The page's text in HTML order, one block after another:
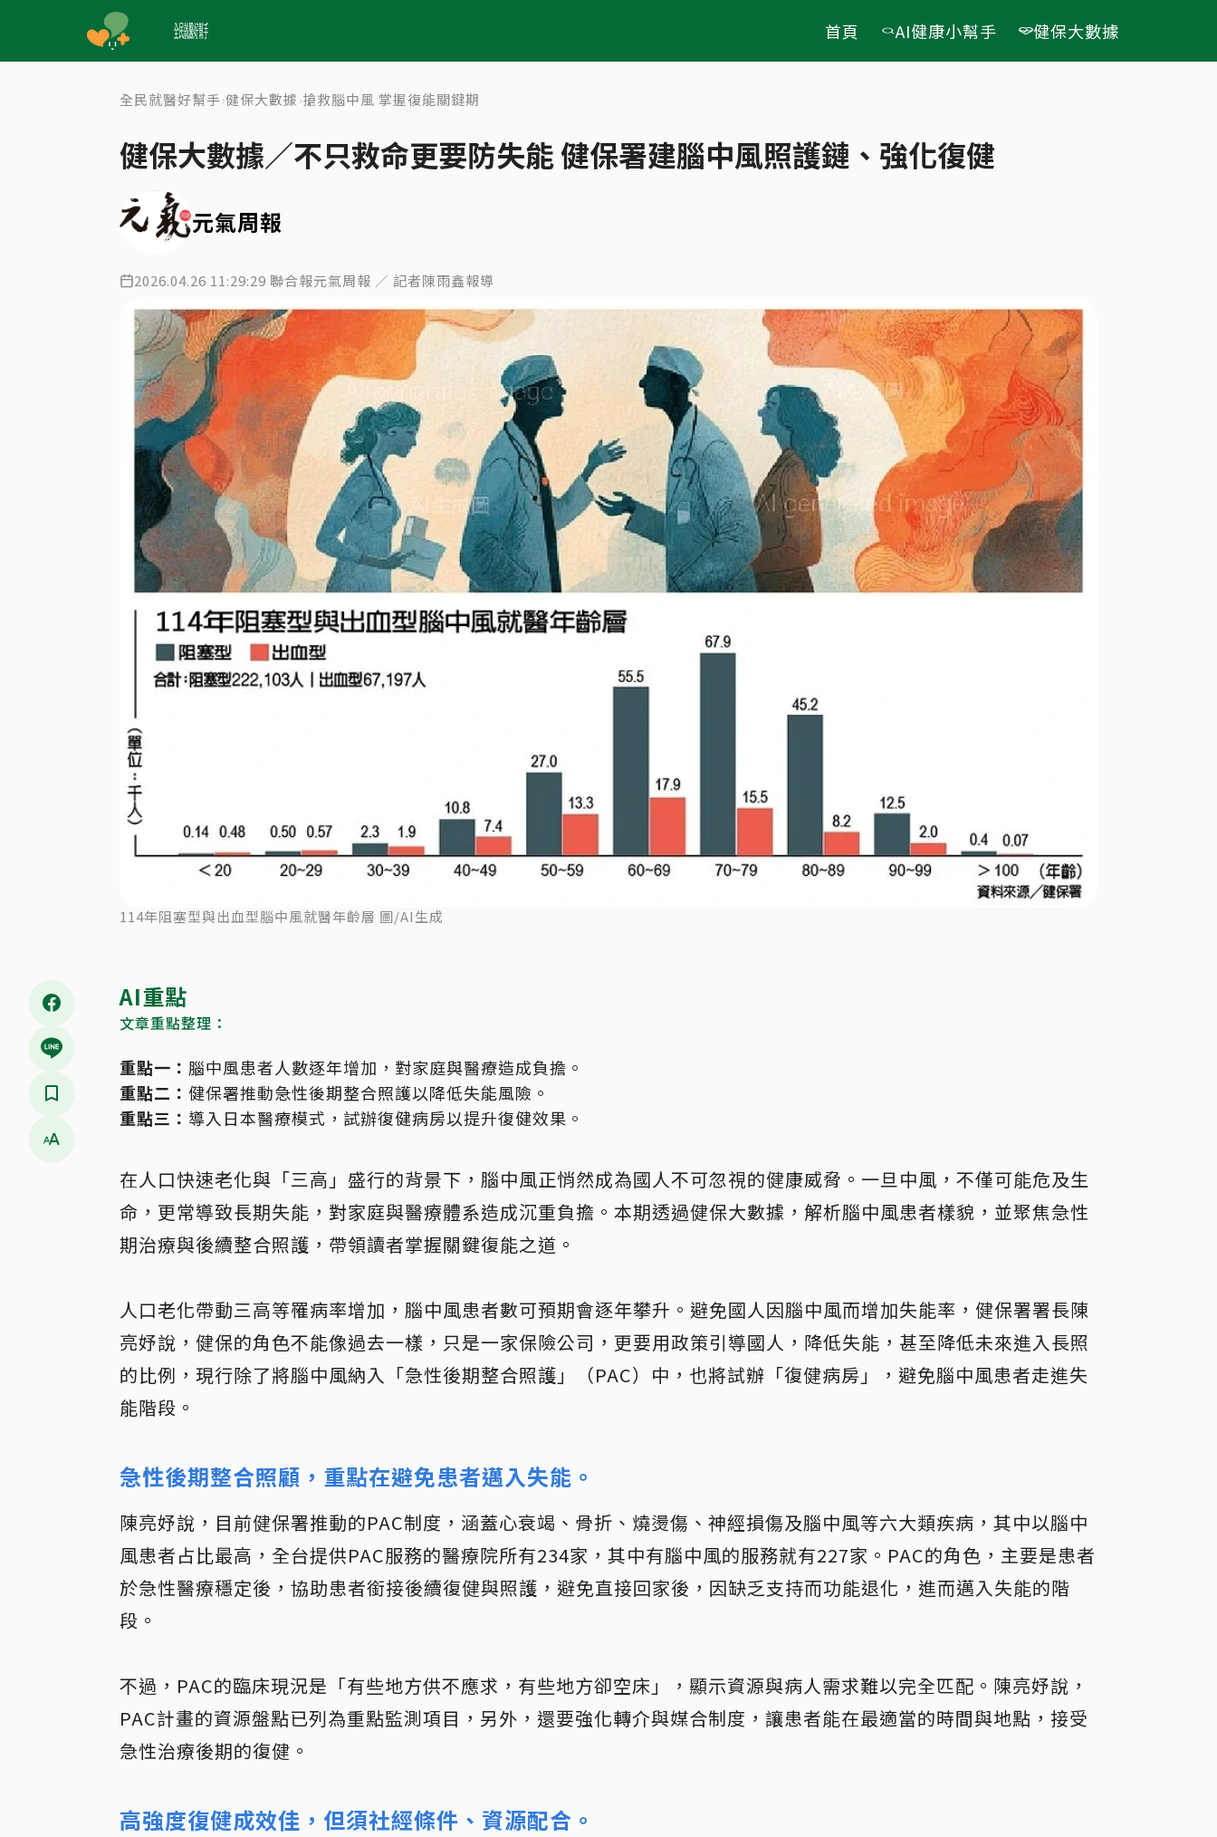
首頁 AI健康小幫手 健保大數據
全民就醫好幫手›健保大數據 ›搶救腦中風 掌握復能關鍵期
健保大數據／不只救命更要防失能 健保署建腦中風照護鏈、強化復健
元氣周報
2026.04.26 11:29:29 聯合報元氣周報 ／ 記者陳雨鑫報導
114年阻塞型與出血型腦中風就醫年齡層 圖/AI生成
AI重點
文章重點整理：
重點一： 腦中風患者人數逐年增加，對家庭與醫療造成負擔。
重點二： 健保署推動急性後期整合照護以降低失能風險。
重點三： 導入日本醫療模式，試辦復健病房以提升復健效果。
在人口快速老化與「三高」盛行的背景下，腦中風正悄然成為國人不可忽視的健康威脅。一旦中風，不僅可能危及生
命，更常導致長期失能，對家庭與醫療體系造成沉重負擔。本期透過健保大數據，解析腦中風患者樣貌，並聚焦急性
期治療與後續整合照護，帶領讀者掌握關鍵復能之道。
人口老化帶動三高等罹病率增加，腦中風患者數可預期會逐年攀升。避免國人因腦中風而增加失能率，健保署署長陳
亮妤說，健保的角色不能像過去一樣，只是一家保險公司，更要用政策引導國人，降低失能，甚至降低未來進入長照
的比例，現行除了將腦中風納入「急性後期整合照護」（PAC）中，也將試辦「復健病房」，避免腦中風患者走進失
能階段。
急性後期整合照顧，重點在避免患者邁入失能。
陳亮妤說，目前健保署推動的PAC制度，涵蓋心衰竭、骨折、燒燙傷、神經損傷及腦中風等六大類疾病，其中以腦中
風患者占比最高，全台提供PAC服務的醫療院所有234家，其中有腦中風的服務就有227家。PAC的角色，主要是患者
於急性醫療穩定後，協助患者銜接後續復健與照護，避免直接回家後，因缺乏支持而功能退化，進而邁入失能的階
段。
不過，PAC的臨床現況是「有些地方供不應求，有些地方卻空床」，顯示資源與病人需求難以完全匹配。陳亮妤說，
PAC計畫的資源盤點已列為重點監測項目，另外，還要強化轉介與媒合制度，讓患者能在最適當的時間與地點，接受
急性治療後期的復健。
高強度復健成效佳，但須社經條件、資源配合。